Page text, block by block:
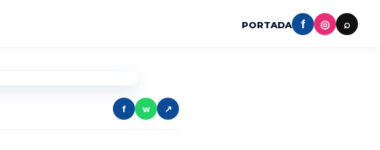
PORTADA f ◎ ⌕
f w ↗